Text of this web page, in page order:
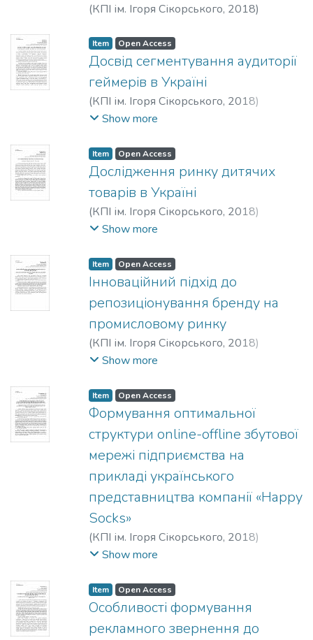
(КПІ ім. Ігоря Сікорського, 2018)
Item Open Access
Досвід сегментування аудиторії
геймерів в Україні
(КПІ ім. Ігоря Сікорського, 2018)
Дяченко, А.;Зозульов, Олександр
Show more
Item Open Access
Дослідження ринку дитячих
товарів в Україні
(КПІ ім. Ігоря Сікорського, 2018)
Дідченко, Ю. О.
Show more
Item Open Access
Iнноваційний підхід до
репозиціонування бренду на
промисловому ринку
(КПІ ім. Ігоря Сікорського, 2018)
Менькова, К. І.
Show more
Item Open Access
Формування оптимальної
структури online-offline збутової
мережі підприємства на
прикладі українського
представництва компанії «Happy
Socks»
(КПІ ім. Ігоря Сікорського, 2018)
Половинкіна, А. О.
Show more
Item Open Access
Особливості формування
рекламного звернення до